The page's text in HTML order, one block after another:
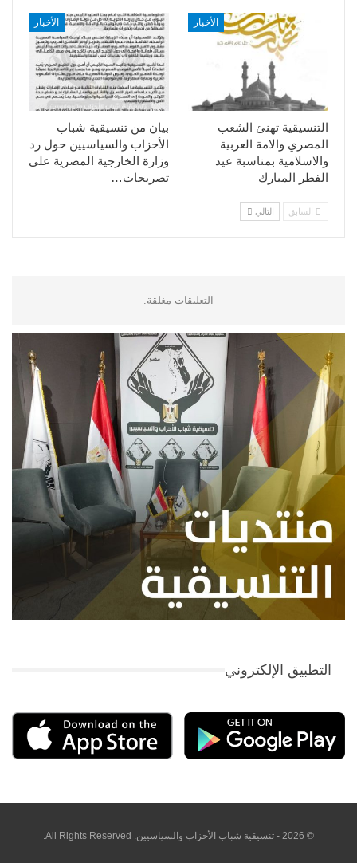
الأخبار
بيان من تنسيقية شباب
الأحزاب والسياسيين حول رد
وزارة الخارجية المصرية على
تصريحات…
الأخبار
التنسيقية تهنئ الشعب
المصري والامة العربية
والاسلامية بمناسبة عيد
الفطر المبارك
السابق التالي
التعليقات مغلقة.
التطبيق الإلكتروني
© 2026 - تنسيقية شباب الأحزاب والسياسيين. All Rights Reserved.